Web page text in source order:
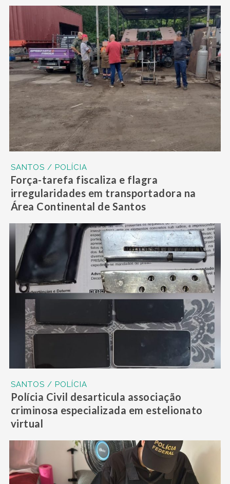
SANTOS / POLÍCIA
Força-tarefa fiscaliza e flagra
irregularidades em transportadora na
Área Continental de Santos
SANTOS / POLÍCIA
Polícia Civil desarticula associação
criminosa especializada em estelionato
virtual